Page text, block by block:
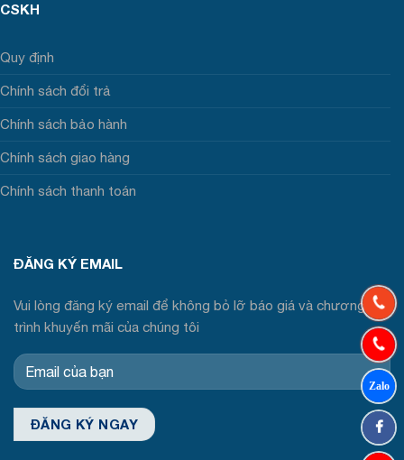
CSKH
Quy định
Chính sách đổi trả
Chính sách bảo hành
Chính sách giao hàng
Chính sách thanh toán
ĐĂNG KÝ EMAIL
Vui lòng đăng ký email để không bỏ lỡ báo giá và chương
trình khuyến mãi của chúng tôi